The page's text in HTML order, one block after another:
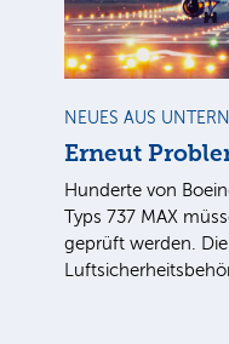
NEUES AUS
Erneut
Hunderte von
Typs 737 MAX
geprüft werden.